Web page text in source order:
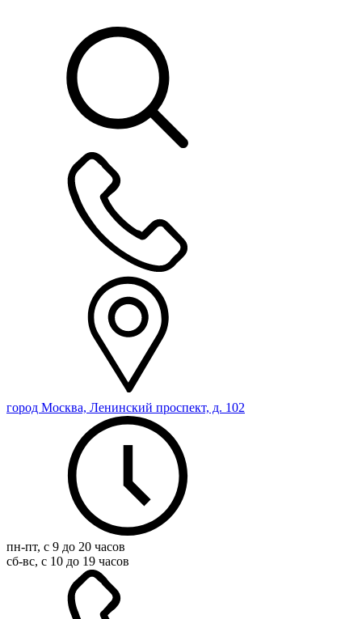
город Москва, Ленинский проспект, д. 102
пн-пт, с 9 до 20 часов
сб-вс, с 10 до 19 часов